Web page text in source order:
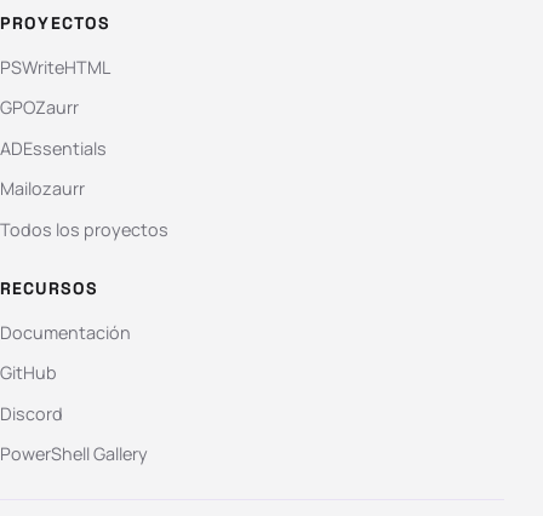
PROYECTOS
PSWriteHTML
GPOZaurr
ADEssentials
Mailozaurr
Todos los proyectos
RECURSOS
Documentación
GitHub
Discord
PowerShell Gallery